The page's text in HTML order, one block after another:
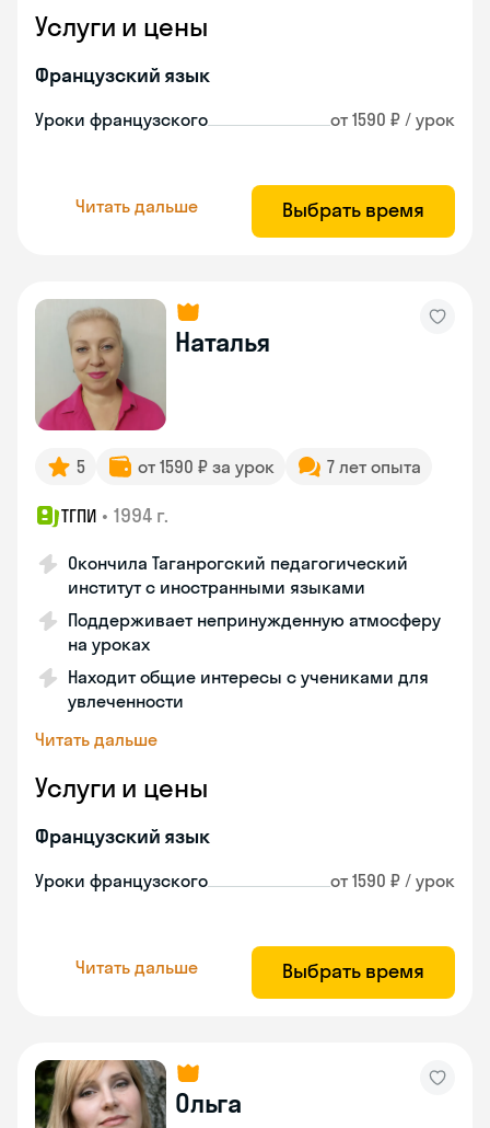
Услуги и цены
Французский язык
Уроки французского от 1590 ₽ / урок
Читать дальше Выбрать время
Наталья
5 от 1590 ₽ за урок 7 лет опыта
ТГПИ • 1994 г.
Окончила Таганрогский педагогический
институт с иностранными языками
Поддерживает непринужденную атмосферу
на уроках
Находит общие интересы с учениками для
увлеченности
Читать дальше
Услуги и цены
Французский язык
Уроки французского от 1590 ₽ / урок
Читать дальше Выбрать время
Ольга